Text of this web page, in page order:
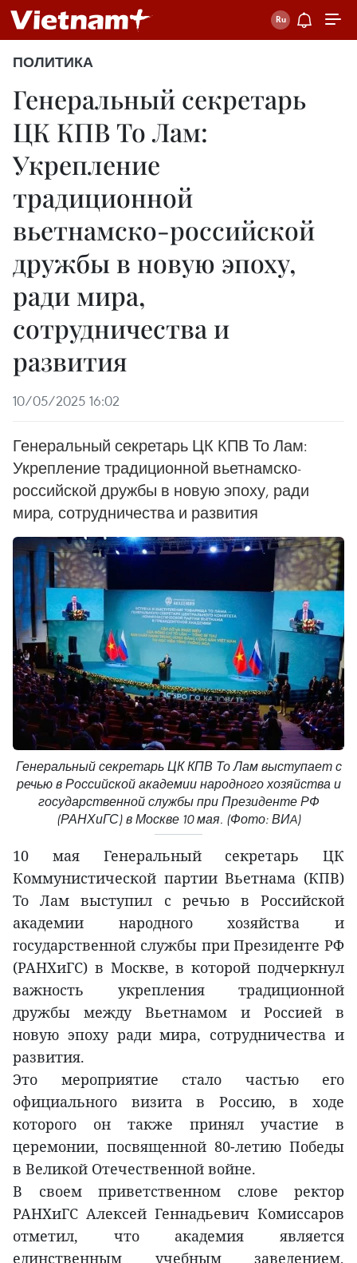
ПОЛИТИКА
Генеральный секретарь
ЦК КПВ То Лам:
Укрепление
традиционной
вьетнамско-российской
дружбы в новую эпоху,
ради мира,
сотрудничества и
развития
10/05/2025 16:02
Генеральный секретарь ЦК КПВ То Лам:
Укрепление традиционной вьетнамско-
российской дружбы в новую эпоху, ради
мира, сотрудничества и развития
Генеральный секретарь ЦК КПВ То Лам выступает с
речью в Российской академии народного хозяйства и
государственной службы при Президенте РФ
(РАНХиГС) в Москве 10 мая. (Фото: ВИA)
10 мая Генеральный секретарь ЦК
Коммунистической партии Вьетнама (КПВ)
То Лам выступил с речью в Российской
академии народного хозяйства и
государственной службы при Президенте РФ
(РАНХиГС) в Москве, в которой подчеркнул
важность укрепления традиционной
дружбы между Вьетнамом и Россией в
новую эпоху ради мира, сотрудничества и
развития.
Это мероприятие стало частью его
официального визита в Россию, в ходе
которого он также принял участие в
церемонии, посвященной 80-летию Победы
в Великой Отечественной войне.
В своем приветственном слове ректор
РАНХиГС Алексей Геннадьевич Комиссаров
отметил, что академия является
единственным учебным заведением,